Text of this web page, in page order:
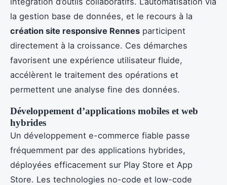
la gestion base de données, et le recours à la
création site responsive Rennes participent
directement à la croissance. Ces démarches
favorisent une expérience utilisateur fluide,
accélèrent le traitement des opérations et
permettent une analyse fine des données.
Développement d’applications mobiles et web
hybrides
Un développement e-commerce fiable passe
fréquemment par des applications hybrides,
déployées efficacement sur Play Store et App
Store. Les technologies no-code et low-code